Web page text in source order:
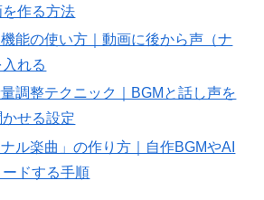
作る方法
能の使い方｜動画に後から声（ナ
れる
調整テクニック｜BGMと話し声を
せる設定
ル楽曲」の作り方｜自作BGMやAI
ドする手順